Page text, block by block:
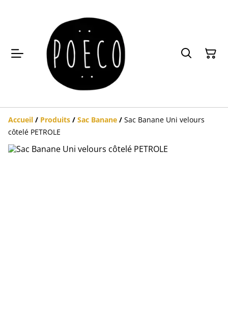
Accueil / Produits / Sac Banane / Sac Banane Uni velours
côtelé PETROLE